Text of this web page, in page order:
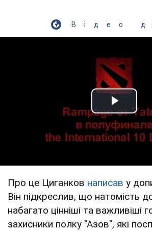
Відео
Play
Про це Циганков написав у
Він підкреслив, що натомість
набагато цінніші та важливіші
захисники полку "Азов", які